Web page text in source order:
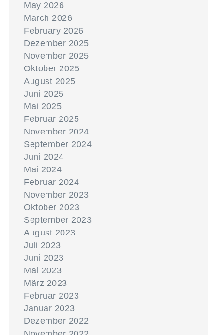
May 2026
March 2026
February 2026
Dezember 2025
November 2025
Oktober 2025
August 2025
Juni 2025
Mai 2025
Februar 2025
November 2024
September 2024
Juni 2024
Mai 2024
Februar 2024
November 2023
Oktober 2023
September 2023
August 2023
Juli 2023
Juni 2023
Mai 2023
März 2023
Februar 2023
Januar 2023
Dezember 2022